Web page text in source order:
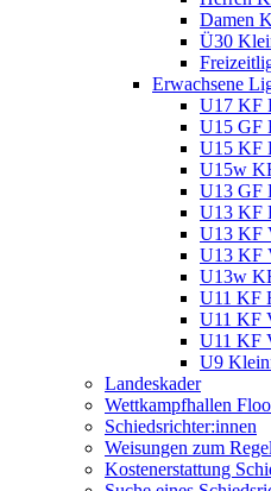
Damen
Ü30
Erwachsene
U17 KF
U15 GF
U15 KF
U15w
U13 GF
U13 KF
U13 KF
U13 KF
U13w
U11 KF
U11 KF
U11 KF
U9
Landeskader
Wettkampfhallen
Schiedsrichter:innen
Weisungen zum
Kostenerstattung